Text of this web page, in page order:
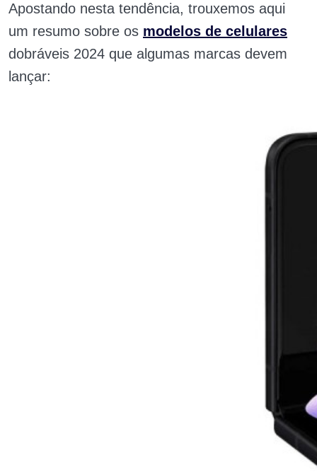
Apostando nesta tendência, trouxemos aqui
um resumo sobre os modelos de celulares
dobráveis 2024 que algumas marcas devem
lançar: